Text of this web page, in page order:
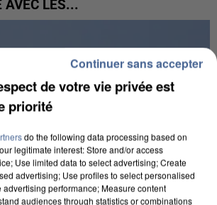
AVEC LES...
de votre vie privée est
priorité
do the following data processing based on
legitimate interest: Store and/or access
Use limited data to select advertising; Create
advertising; Use profiles to select personalised
performance; Measure content
audiences through statistics or combinations
Continuer sans accepter